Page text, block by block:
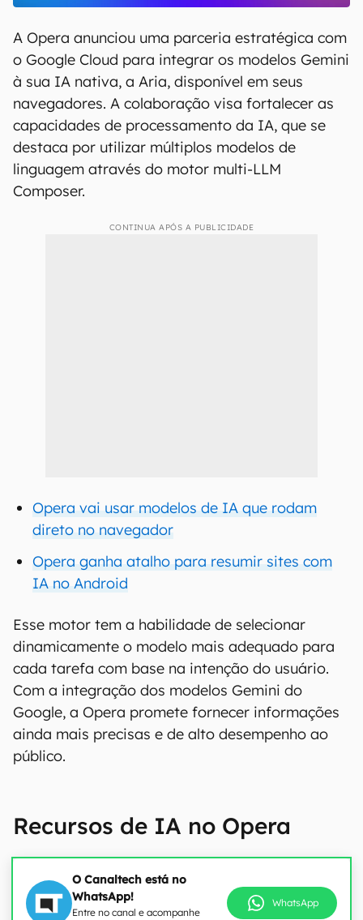
A Opera anunciou uma parceria estratégica com
o Google Cloud para integrar os modelos Gemini
à sua IA nativa, a Aria, disponível em seus
navegadores. A colaboração visa fortalecer as
capacidades de processamento da IA, que se
destaca por utilizar múltiplos modelos de
linguagem através do motor multi-LLM
Composer.
CONTINUA APÓS A PUBLICIDADE
Opera vai usar modelos de IA que rodam
direto no navegador
Opera ganha atalho para resumir sites com
IA no Android
Esse motor tem a habilidade de selecionar
dinamicamente o modelo mais adequado para
cada tarefa com base na intenção do usuário.
Com a integração dos modelos Gemini do
Google, a Opera promete fornecer informações
ainda mais precisas e de alto desempenho ao
público.
Recursos de IA no Opera
O Canaltech está no
WhatsApp!
Entre no canal e acompanhe
WhatsApp